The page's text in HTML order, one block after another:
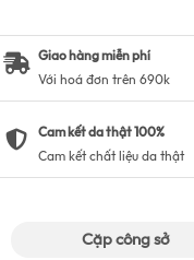
Giao hàng miễn phí
Với hoá đơn trên 690k
Cam kết da thật 100%
Cam kết chất liệu da thật
Cặp công sở